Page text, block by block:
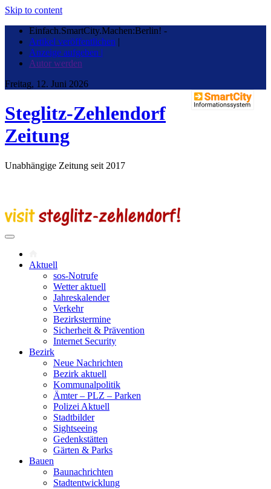
Skip to content
Einfach.SmartCity.Machen:Berlin! -
Artikel veröffentlichen |
Anzeige aufgeben |
Autor werden
Freitag, 12. Juni 2026
Steglitz-Zehlendorf
Zeitung
Unabhängige Zeitung seit 2017
Aktuell
sos-Notrufe
Wetter aktuell
Jahreskalender
Verkehr
Bezirkstermine
Sicherheit & Prävention
Internet Security
Bezirk
Neue Nachrichten
Bezirk aktuell
Kommunalpolitik
Ämter – PLZ – Parken
Polizei Aktuell
Stadtbilder
Sightseeing
Gedenkstätten
Gärten & Parks
Bauen
Baunachrichten
Stadtentwicklung